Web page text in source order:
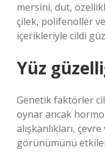
mersini, dut,
çilek, polifenoller
içerikleriyle cildi
Yüz
Genetik faktörler
oynar ancak
alışkanlıkları,
görünümünü